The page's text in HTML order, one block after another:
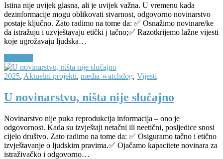
Istina nije uvijek glasna, ali je uvijek važna. U vremenu kada
dezinformacije mogu oblikovati stvarnost, odgovorno novinarstvo
postaje ključno. Zato radimo na tome da: ✅ Osnažimo novinare/ke
da istražuju i uzvještavaju etički j tačno;✅ Razotkrijemo lažne vijesti
koje ugrožavaju ljudska…
2025, Aktuelni projekti, media-watchdog, Vijesti
U novinarstvu, ništa nije slučajno
Novinarstvo nije puka reprodukcija informacija – ono je
odgovornost. Kada su izvještaji netačni ili neetični, posljedice snosi
cijelo društvo. Zato radimo na tome da: ✅ Osiguramo tačno i etično
izvještavanje o ljudskim pravima.✅ Ojačamo kapacitete novinara za
istraživačko i odgovorno…